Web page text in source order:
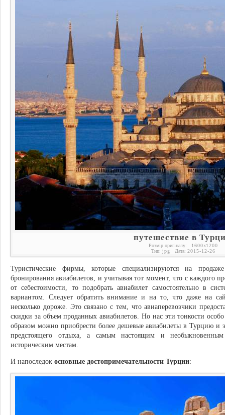
путешествие в
Розмір оригіналу: 1600x1200
Тип: jpg Дата: 2015-12-26
Туристические фирмы, которые специализируются на
бронирования авиабилетов, и учитывая тот момент, что с каждого
от себестоимости, то подобрать авиабилет самостоятельно в
вариантом. Следует обратить внимание и на то, что даже на
несколько дороже. Это связано с тем, что авиаперевозчики
скидки за объем проданных авиабилетов. Но нас эти тонкости
образом можно приобрести более дешевые авиабилеты в Турцию и
предстоящего отдыха, а самым настоящим и
историческим местам.
И напоследок основные достопримечательности Турции: